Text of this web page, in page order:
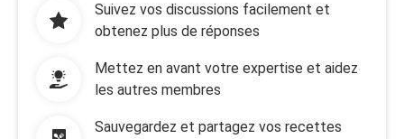
Suivez vos discussions facilement et
obtenez plus de réponses
Mettez en avant votre expertise et aidez
les autres membres
Sauvegardez et partagez vos recettes